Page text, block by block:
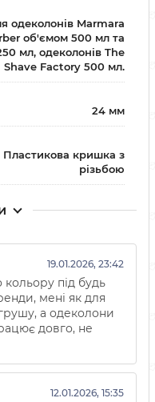
одеколонів Marmara
об'ємом 500 мл та
мл, одеколонів The
Shave Factory 500 мл.
24 мм
Пластикова кришка з
різьбою
19.01.2026, 23:42
під будь
мені як для
а одеколони
довго, не
12.01.2026, 15:35